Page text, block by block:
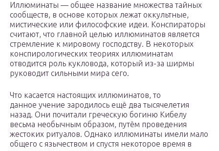
Иллюминаты — общее название множества тайных
сообществ, в основе которых лежат оккультные,
мистические или философские идеи. Конспираторы
считают, что главной целью иллюминатов является
стремление к мировому господству. В некоторых
конспирологических теориях иллюминатам
отводится роль кукловода, который из-за ширмы
руководит сильными мира сего.
Что касается настоящих иллюминатов, то
данное учение зародилось ещё два тысячелетия
назад. Они почитали греческую богиню Кибелу
весьма необычным образом, путём проведения
жестоких ритуалов. Однако иллюминаты имели мало
общего с язычеством и спустя некоторое время в